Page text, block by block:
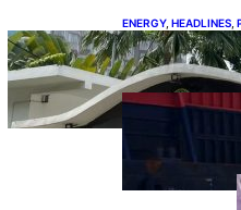
ENERGY, HEADLINES,
Koalisi
atas Putusan